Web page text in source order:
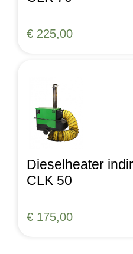
€ 225,00
Dieselheater
CLK 50
€ 175,00